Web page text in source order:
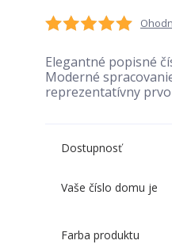
Elegantné popisné
Moderné
reprezentatívny
Dostupnosť
Vaše číslo domu je
Farba produktu